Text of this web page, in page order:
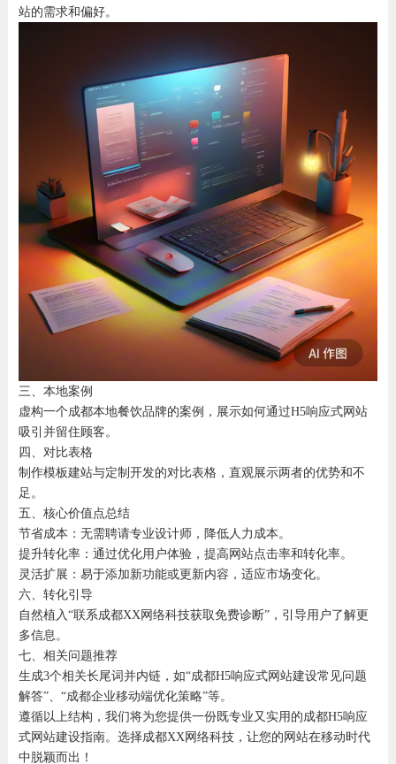
站的需求和偏好。
三、本地案例
虚构一个成都本地餐饮品牌的案例，展示如何通过H5响应式网站
吸引并留住顾客。
四、对比表格
制作模板建站与定制开发的对比表格，直观展示两者的优势和不
足。
五、核心价值点总结
节省成本：无需聘请专业设计师，降低人力成本。
提升转化率：通过优化用户体验，提高网站点击率和转化率。
灵活扩展：易于添加新功能或更新内容，适应市场变化。
六、转化引导
自然植入“联系成都XX网络科技获取免费诊断”，引导用户了解更
多信息。
七、相关问题推荐
生成3个相关长尾词并内链，如“成都H5响应式网站建设常见问题
解答”、“成都企业移动端优化策略”等。
遵循以上结构，我们将为您提供一份既专业又实用的成都H5响应
式网站建设指南。选择成都XX网络科技，让您的网站在移动时代
中脱颖而出！